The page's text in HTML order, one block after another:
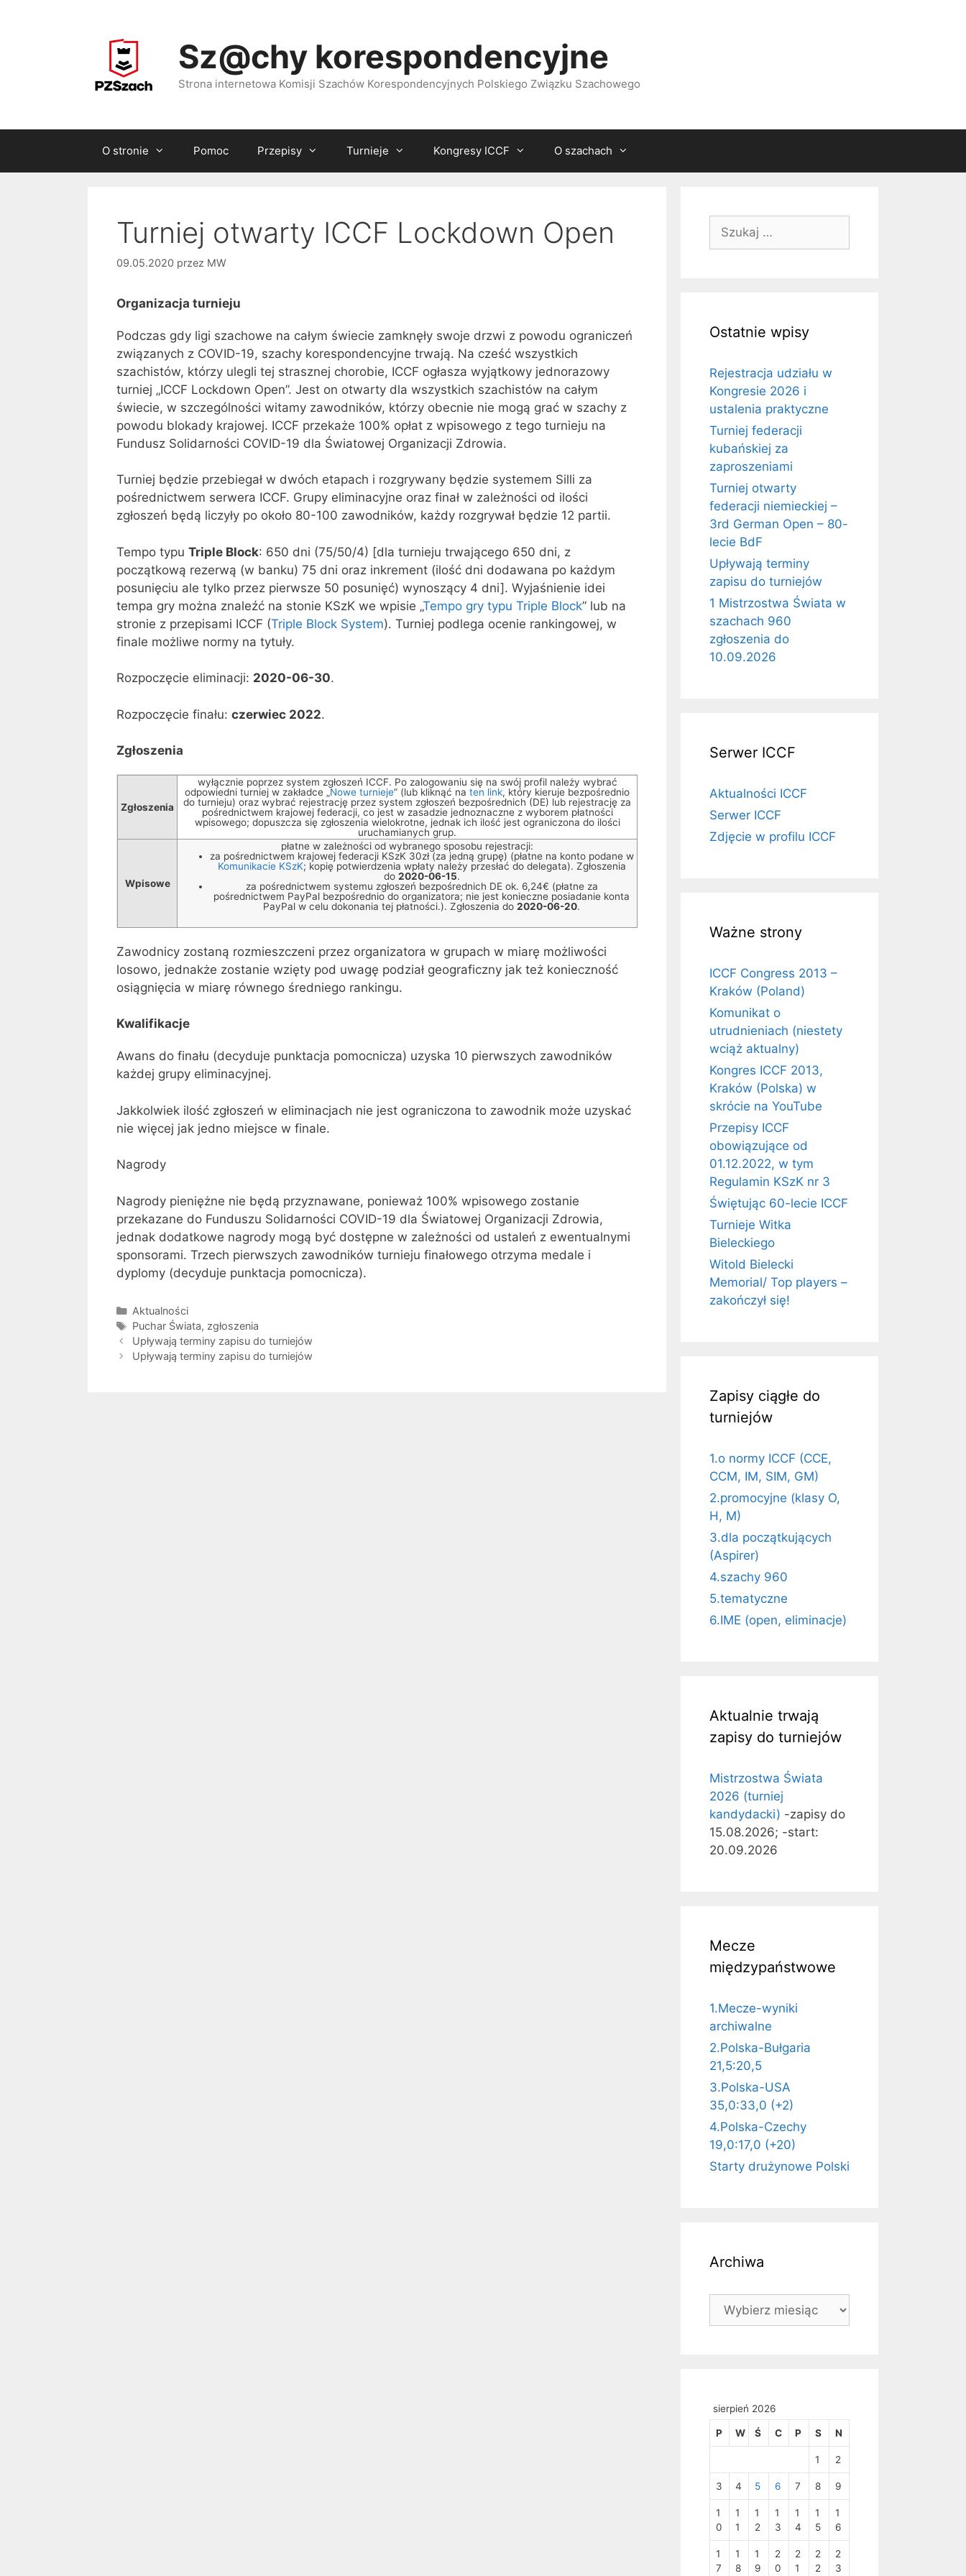
Sz@chy korespondencyjne
Strona internetowa Komisji Szachów Korespondencyjnych Polskiego Związku Szachowego
O stronie Pomoc Przepisy Turnieje Kongresy ICCF O szachach
Turniej otwarty ICCF Lockdown Open
09.05.2020 przez MW
Organizacja turnieju
Podczas gdy ligi szachowe na całym świecie zamknęły swoje drzwi z powodu ograniczeń
związanych z COVID-19, szachy korespondencyjne trwają. Na cześć wszystkich
szachistów, którzy ulegli tej strasznej chorobie, ICCF ogłasza wyjątkowy jednorazowy
turniej „ICCF Lockdown Open”. Jest on otwarty dla wszystkich szachistów na całym
świecie, w szczególności witamy zawodników, którzy obecnie nie mogą grać w szachy z
powodu blokady krajowej. ICCF przekaże 100% opłat z wpisowego z tego turnieju na
Fundusz Solidarności COVID-19 dla Światowej Organizacji Zdrowia.
Turniej będzie przebiegał w dwóch etapach i rozgrywany będzie systemem Silli za
pośrednictwem serwera ICCF. Grupy eliminacyjne oraz finał w zależności od ilości
zgłoszeń będą liczyły po około 80-100 zawodników, każdy rozgrywał będzie 12 partii.
Tempo typu Triple Block: 650 dni (75/50/4) [dla turnieju trwającego 650 dni, z
początkową rezerwą (w banku) 75 dni oraz inkrement (ilość dni dodawana po każdym
posunięciu ale tylko przez pierwsze 50 posunięć) wynoszący 4 dni]. Wyjaśnienie idei
tempa gry można znaleźć na stonie KSzK we wpisie „Tempo gry typu Triple Block” lub na
stronie z przepisami ICCF (Triple Block System). Turniej podlega ocenie rankingowej, w
finale możliwe normy na tytuły.
Rozpoczęcie eliminacji: 2020-06-30.
Rozpoczęcie finału: czerwiec 2022.
Zgłoszenia
Zgłoszenia
wyłącznie poprzez system zgłoszeń ICCF. Po zalogowaniu się na swój profil należy wybrać
odpowiedni turniej w zakładce „Nowe turnieje” (lub kliknąć na ten link, który kieruje bezpośrednio
do turnieju) oraz wybrać rejestrację przez system zgłoszeń bezpośrednich (DE) lub rejestrację za
pośrednictwem krajowej federacji, co jest w zasadzie jednoznaczne z wyborem płatności
wpisowego; dopuszcza się zgłoszenia wielokrotne, jednak ich ilość jest ograniczona do ilości
uruchamianych grup.
Wpisowe
płatne w zależności od wybranego sposobu rejestracji:
za pośrednictwem krajowej federacji KSzK 30zł (za jedną grupę) (płatne na konto podane w
Komunikacie KSzK; kopię potwierdzenia wpłaty należy przesłać do delegata). Zgłoszenia
do 2020-06-15.
za pośrednictwem systemu zgłoszeń bezpośrednich DE ok. 6,24€ (płatne za
pośrednictwem PayPal bezpośrednio do organizatora; nie jest konieczne posiadanie konta
PayPal w celu dokonania tej płatności.). Zgłoszenia do2020-06-20.
Zawodnicy zostaną rozmieszczeni przez organizatora w grupach w miarę możliwości
losowo, jednakże zostanie wzięty pod uwagę podział geograficzny jak też konieczność
osiągnięcia w miarę równego średniego rankingu.
Kwalifikacje
Awans do finału (decyduje punktacja pomocnicza) uzyska 10 pierwszych zawodników
każdej grupy eliminacyjnej.
Jakkolwiek ilość zgłoszeń w eliminacjach nie jest ograniczona to zawodnik może uzyskać
nie więcej jak jedno miejsce w finale.
Nagrody
Nagrody pieniężne nie będą przyznawane, ponieważ 100% wpisowego zostanie
przekazane do Funduszu Solidarności COVID-19 dla Światowej Organizacji Zdrowia,
jednak dodatkowe nagrody mogą być dostępne w zależności od ustaleń z ewentualnymi
sponsorami. Trzech pierwszych zawodników turnieju finałowego otrzyma medale i
dyplomy (decyduje punktacja pomocnicza).
Kategorie
Aktualności
Tagi
Puchar Świata, zgłoszenia
Upływają terminy zapisu do turniejów
Upływają terminy zapisu do turniejów
Ostatnie wpisy
Rejestracja udziału w
Kongresie 2026 i
ustalenia praktyczne
Turniej federacji
kubańskiej za
zaproszeniami
Turniej otwarty
federacji niemieckiej –
3rd German Open – 80-
lecie BdF
Upływają terminy
zapisu do turniejów
1 Mistrzostwa Świata w
szachach 960
zgłoszenia do
10.09.2026
Serwer ICCF
Aktualności ICCF
Serwer ICCF
Zdjęcie w profilu ICCF
Ważne strony
ICCF Congress 2013 –
Kraków (Poland)
Komunikat o
utrudnieniach (niestety
wciąż aktualny)
Kongres ICCF 2013,
Kraków (Polska) w
skrócie na YouTube
Przepisy ICCF
obowiązujące od
01.12.2022, w tym
Regulamin KSzK nr 3
Świętując 60-lecie ICCF
Turnieje Witka
Bieleckiego
Witold Bielecki
Memorial/ Top players –
zakończył się!
Zapisy ciągłe do
turniejów
1.o normy ICCF (CCE,
CCM, IM, SIM, GM)
2.promocyjne (klasy O,
H, M)
3.dla początkujących
(Aspirer)
4.szachy 960
5.tematyczne
6.IME (open, eliminacje)
Aktualnie trwają
zapisy do turniejów
Mistrzostwa Świata
2026 (turniej
kandydacki) -zapisy do
15.08.2026; -start:
20.09.2026
Mecze
międzypaństwowe
1.Mecze-wyniki
archiwalne
2.Polska-Bułgaria
21,5:20,5
3.Polska-USA
35,0:33,0 (+2)
4.Polska-Czechy
19,0:17,0 (+20)
Starty drużynowe Polski
Archiwa
Archiwa
sierpień 2026
P W Ś C P S N
1 2
3 4 5 6 7 8 9
1
0
1
1
1
2
1
3
1
4
1
5
1
6
1
7
1
8
1
9
2
0
2
1
2
2
2
3